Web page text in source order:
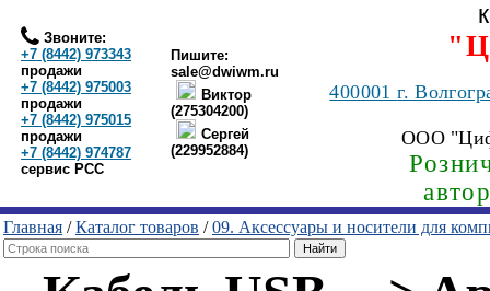
Звоните:
+7 (8442) 973343
продажи
+7 (8442) 975003
продажи
+7 (8442) 975015
продажи
+7 (8442) 974787
сервис РСС
Пишите:
sale@dwiwm.ru
Виктор
(275304200)
Сергей
(229952884)
400001г.
ООО
Главная /Каталог товаров /09. Аксессуары и носители для